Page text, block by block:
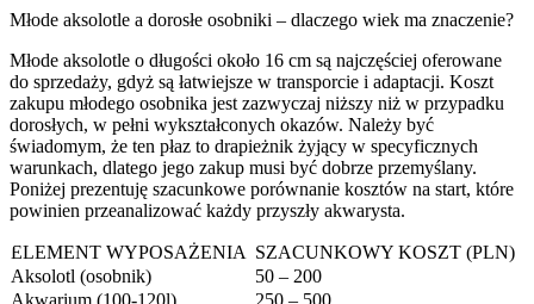
Młode aksolotle a dorosłe osobniki – dlaczego wiek ma znaczenie?
Młode aksolotle o długości około 16 cm są najczęściej oferowane
do sprzedaży, gdyż są łatwiejsze w transporcie i adaptacji. Koszt
zakupu młodego osobnika jest zazwyczaj niższy niż w przypadku
dorosłych, w pełni wykształconych okazów. Należy być
świadomym, że ten płaz to drapieżnik żyjący w specyficznych
warunkach, dlatego jego zakup musi być dobrze przemyślany.
Poniżej prezentuję szacunkowe porównanie kosztów na start, które
powinien przeanalizować każdy przyszły akwarysta.
ELEMENT WYPOSAŻENIA SZACUNKOWY KOSZT (PLN)
Aksolotl (osobnik)
50 – 200
Akwarium (100-120l)
250 – 500